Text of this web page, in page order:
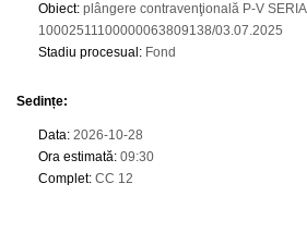
Obiect: plângere contravenţională P-V SERIA
10002511100000063809138/03.07.2025
Stadiu procesual : Fond
Sedințe:
Data: 2026-10-28
Ora estimată: 09:30
Complet: CC 12